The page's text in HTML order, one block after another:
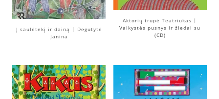
Į saulėtekį ir dainą | Degutytė
Janina
Aktorių trupė Teatriukas |
Vaikystės pusnys ir žiedai su
(CD)